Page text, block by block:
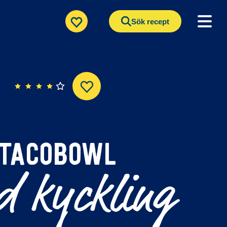
Sök recept
kyckling